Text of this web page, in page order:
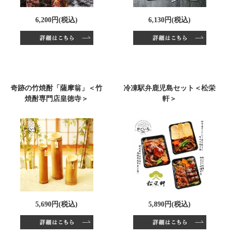
6,200円(税込) 6,130円(税込)
奇跡の竹焼酎「薩摩翁」＜竹
焼酎専門店皇徳寺＞
5,690円(税込)
冷凍駅弁鹿児島セット＜松栄
軒＞
5,890円(税込)